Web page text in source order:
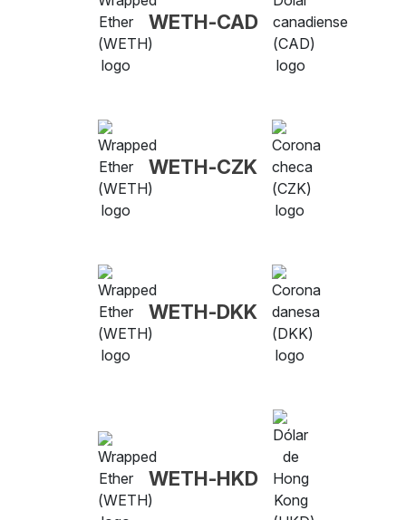
WETH-CAD
WETH-CZK
WETH-DKK
WETH-HKD